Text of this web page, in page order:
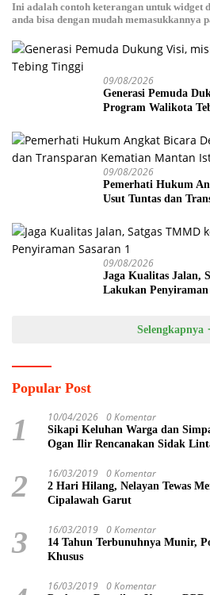
Ini adalah contoh keterangan untuk widget
anda bisa dengan mudah memasukkannya
09/08/2026
Generasi Pemuda
Program Walikota
09/08/2026
Pemerhati Hukum
Usut Tuntas dan
09/08/2026
Jaga Kualitas Jalan,
Lakukan Penyiraman
Selengkapnya
Popular Post
1 10/04/2026 0 Komentar
Sikapi Keluhan Warga dan
Ogan Ilir Rencanakan Sidak
2 16/03/2019 0 Komentar
2 Hari Hilang, Nelayan Tewas
Cipalawah Garut
3 16/03/2019 0 Komentar
14 Tahun Terbunuhnya Munir,
Khusus
16/03/2019 0 Komentar